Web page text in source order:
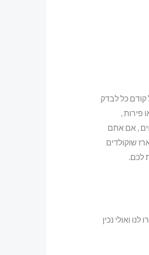
קודם כל לבדק
פירות ,
, אם אתם
שוקולדים
לכם.
ואולי נכין